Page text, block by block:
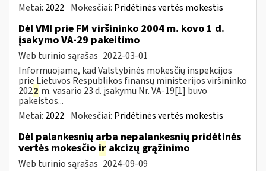
Metai: 2022 Mokesčiai: Pridėtinės vertės mokestis
Dėl VMI prie FM viršininko 2004 m. kovo 1 d.
įsakymo VA-29 pakeitimo
Web turinio sąrašas 2022-03-01
Informuojame, kad Valstybinės mokesčių inspekcijos
prie Lietuvos Respublikos finansų ministerijos viršininko
2022 m. vasario 23 d. įsakymu Nr. VA-19[1] buvo
pakeistos...
Metai: 2022 Mokesčiai: Pridėtinės vertės mokestis
Dėl palankesnių arba nepalankesnių pridėtinės
vertės mokesčio ir akcizų grąžinimo
Web turinio sąrašas 2024-09-09